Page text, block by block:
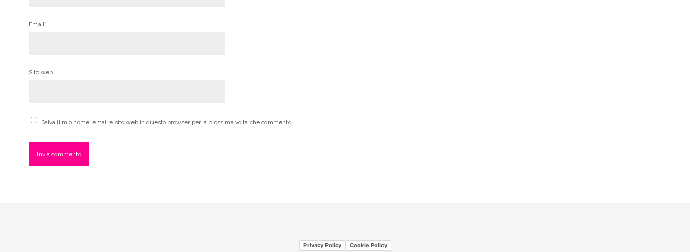
Email*
Sito web
Salva il mio nome, email e sito web in questo browser per la prossima volta che commento.
Privacy Policy Cookie Policy